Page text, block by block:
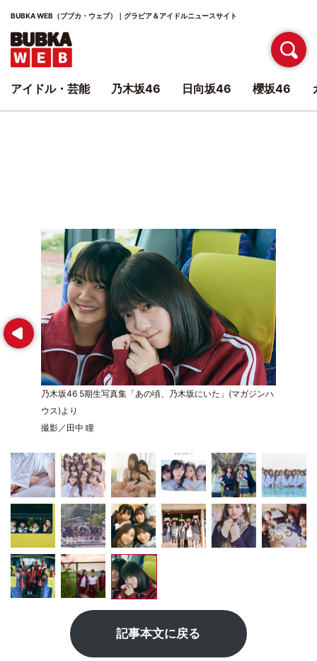
BUBKA WEB（ブブカ・ウェブ）｜グラビア＆アイドルニュースサイト
Prev
乃木坂46 5期生写真集「あの頃、乃木坂にいた」(マガジンハ
ウス)より
撮影／田中 瞳
記事本文に戻る
アイドル・芸能 乃木坂46 日向坂46 櫻坂46